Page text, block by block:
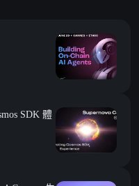
SDK 體